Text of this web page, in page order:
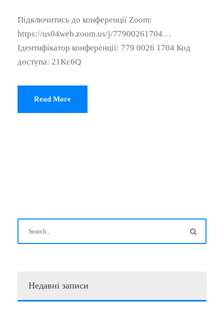
Підключитись до конференції Zoom:
https://us04web.zoom.us/j/77900261704…
Ідентифікатор конференції: 779 0026 1704 Код
доступа: 21Kc6Q
Read More
Недавні записи